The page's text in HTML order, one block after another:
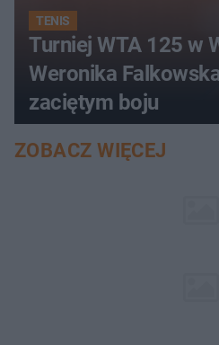
TENIS
Turniej WTA 125 w
Weronika
zaciętym boju
ZOBACZ WIĘCEJ